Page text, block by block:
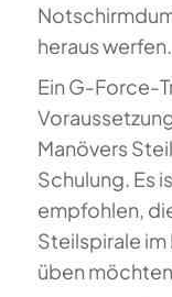
heraus werfen.
Ein G-Force-
Manövers
Schulung. Es
empfohlen,
Steilspirale
üben